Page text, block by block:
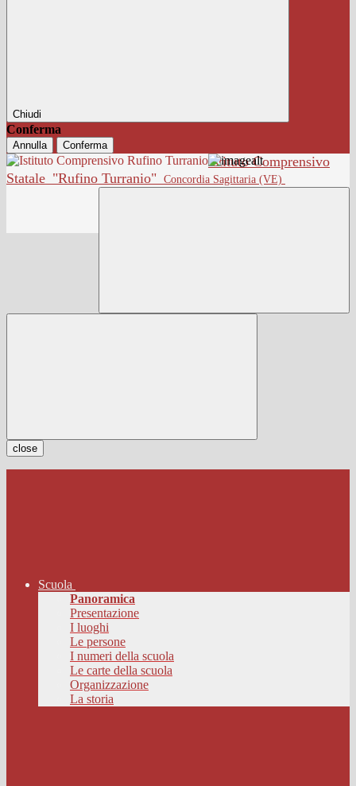
Chiudi
Conferma
Annulla Conferma
Istituto Comprensivo
Statale "Rufino Turranio" Concordia Sagittaria (VE)
close
Scuola
Panoramica
Presentazione
I luoghi
Le persone
I numeri della scuola
Le carte della scuola
Organizzazione
La storia